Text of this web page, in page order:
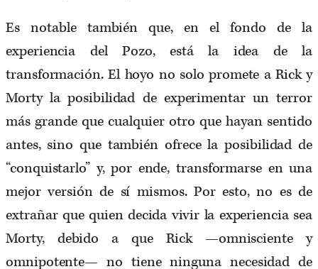
Es notable también que, en el fondo de la
experiencia del Pozo, está la idea de la
transformación. El hoyo no solo promete a Rick y
Morty la posibilidad de experimentar un terror
más grande que cualquier otro que hayan sentido
antes, sino que también ofrece la posibilidad de
“conquistarlo” y, por ende, transformarse en una
mejor versión de sí mismos. Por esto, no es de
extrañar que quien decida vivir la experiencia sea
Morty, debido a que Rick —omnisciente y
omnipotente— no tiene ninguna necesidad de